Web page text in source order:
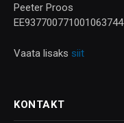
Peeter Proos
EE937700771001063744
Vaata lisaks siit
KONTAKT